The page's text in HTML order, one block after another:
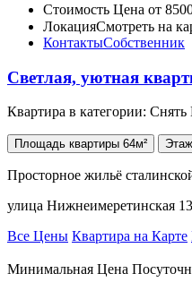
Стоимость Цена от
ЛокацияСмотреть на
КонтактыСобственник
Светлая, уютная
Квартира в категории:
Площадь квартиры 64м² Этаж
Просторное жильё
улица Нижнеимеретинская
Все Цены Квартира на Карте
Минимальная Цена